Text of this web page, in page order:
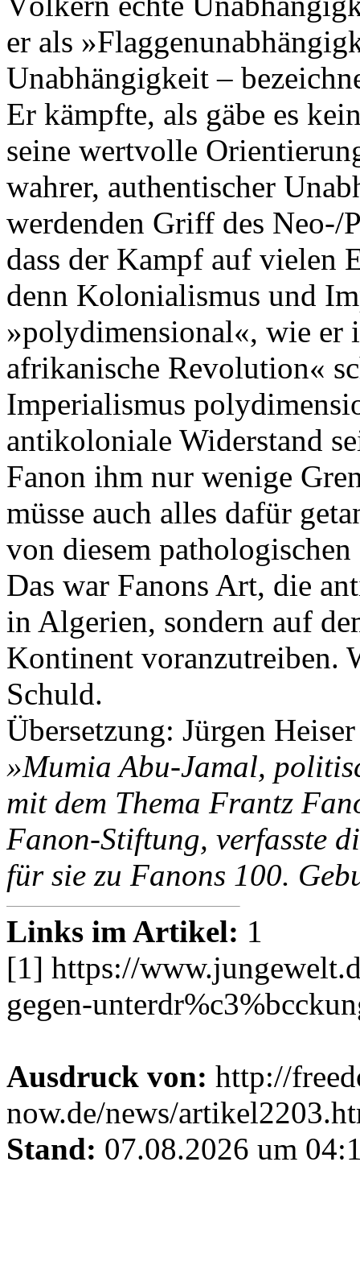
er als
Unabhängigkeit –
Er kämpfte, als gäbe es
seine wertvolle
wahrer, authentischer
werdenden Griff des Neo-/
dass der Kampf auf vielen
denn Kolonialismus und
»polydimensional«, wie er
afrikanische Revolution«
Imperialismus
antikoloniale Widerstand
Fanon ihm nur wenige
müsse auch alles dafür
von diesem
Das war Fanons Art, die
in Algerien, sondern auf
Kontinent voranzutreiben.
Schuld.
Übersetzung: Jürgen Heiser
»Mumia Abu-Jamal,
mit dem Thema Frantz
Fanon-Stiftung, verfasste
für sie zu Fanons 100.
Links im Artikel: 1
[1] https://
gegen-
Ausdruck von: http://
now.de/news/
Stand: 07.08.2026 um